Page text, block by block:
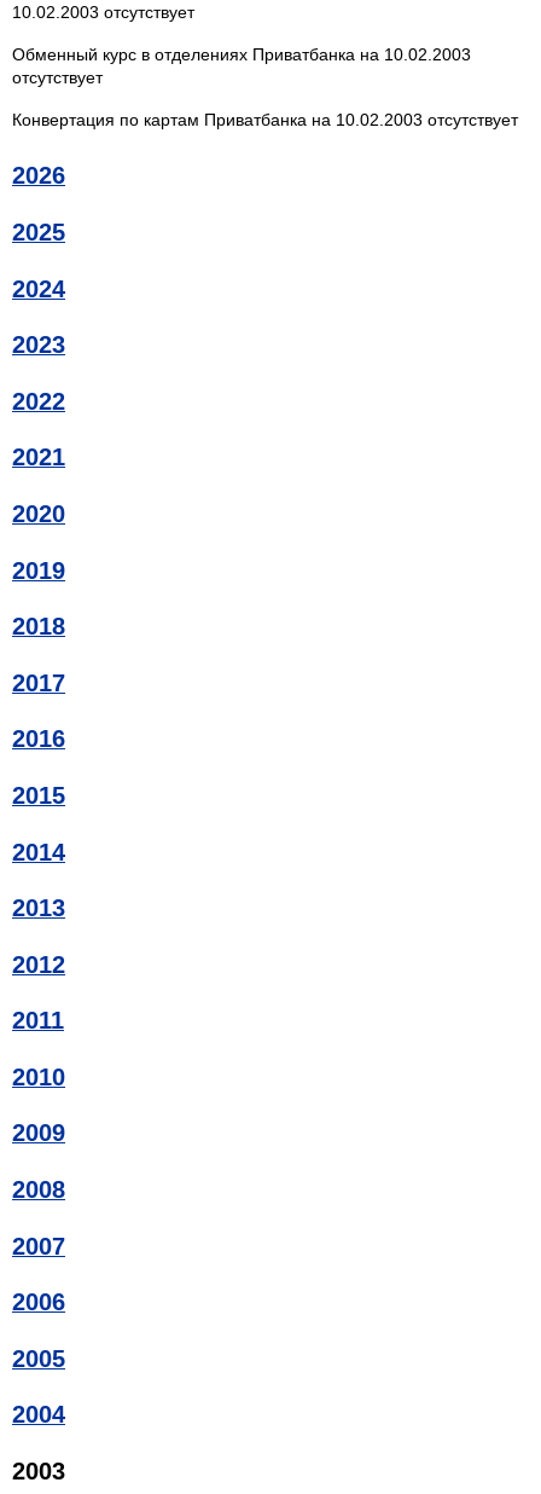
10.02.2003 отсутствует
Обменный курс в отделениях Приватбанка на 10.02.2003
отсутствует
Конвертация по картам Приватбанка на 10.02.2003 отсутствует
2026
2025
2024
2023
2022
2021
2020
2019
2018
2017
2016
2015
2014
2013
2012
2011
2010
2009
2008
2007
2006
2005
2004
2003